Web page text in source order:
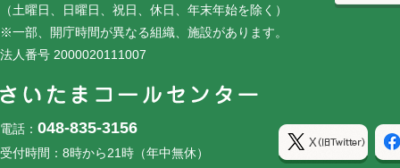
（土曜日、日曜日、祝日、休日、年末年始を除く）
※一部、開庁時間が異なる組織、施設があります。
法人番号 2000020111007
電話： 048-835-3156
受付時間：8時から21時（年中無休）